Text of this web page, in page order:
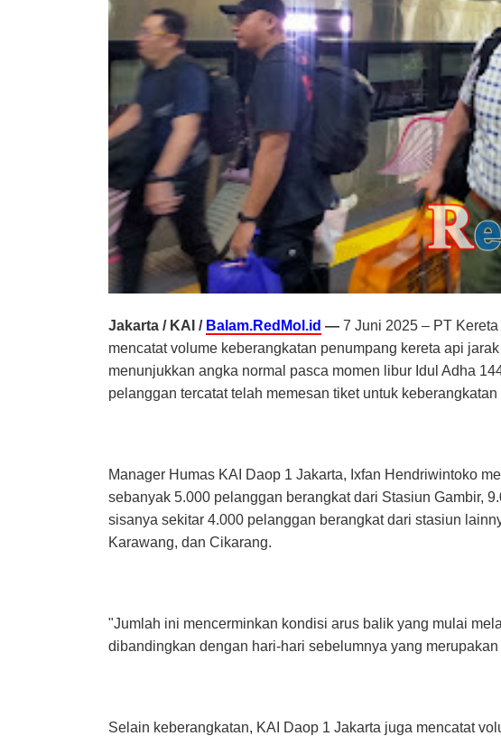
Jakarta / KAI / Balam.RedMol.id — 7 Juni 2025 – PT
mencatat volume keberangkatan penumpang kereta api
menunjukkan angka normal pasca momen libur Idul Adha
pelanggan tercatat telah memesan tiket untuk
Manager Humas KAI Daop 1 Jakarta, Ixfan Hendriwintoko
sebanyak 5.000 pelanggan berangkat dari Stasiun Gambir,
sisanya sekitar 4.000 pelanggan berangkat dari stasiun
Karawang, dan Cikarang.
"Jumlah ini mencerminkan kondisi arus balik yang mulai
dibandingkan dengan hari-hari sebelumnya yang
Selain keberangkatan, KAI Daop 1 Jakarta juga mencatat